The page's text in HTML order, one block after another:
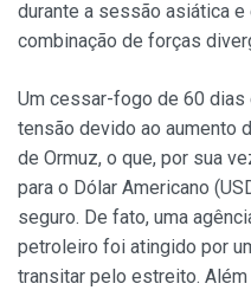
durante a sessão asiática
combinação de forças
Um cessar-fogo de 60 dias
tensão devido ao aumento
de Ormuz, o que, por sua
para o Dólar Americano
seguro. De fato, uma
petroleiro foi atingido por
transitar pelo estreito.